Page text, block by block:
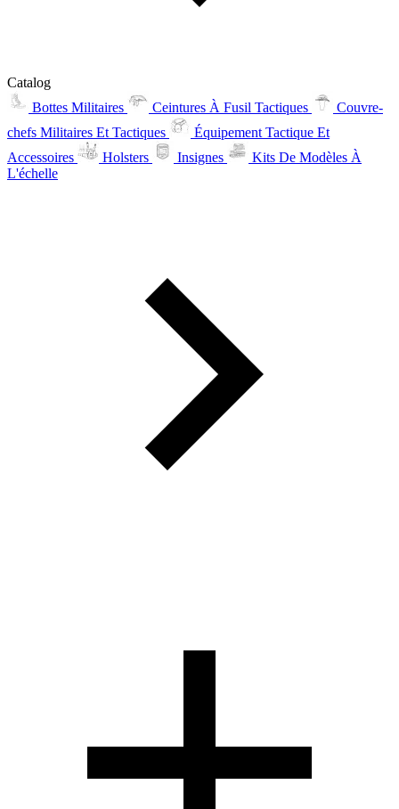
Catalog
Bottes Militaires
Ceintures À Fusil Tactiques
Couvre-
chefs Militaires Et Tactiques
Équipement Tactique Et
Accessoires
Holsters Insignes
Kits De Modèles À
L'échelle